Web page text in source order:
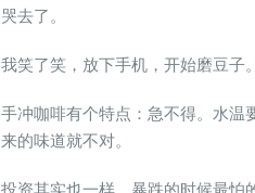
哭去了。
我笑了笑，放下手机，开始磨豆子。
手冲咖啡有个特点：急不得。水温
来的味道就不对。